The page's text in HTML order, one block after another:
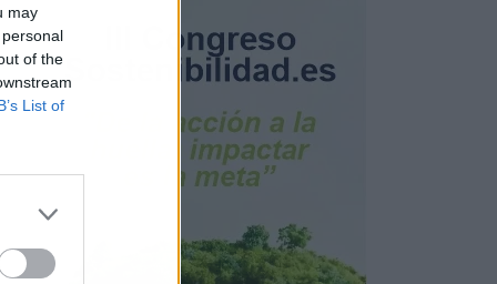
may
of the
List of